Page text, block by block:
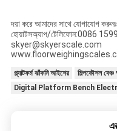
দয়া করে আমাদের সাথে যোগাযোগ করুনঃ
হোয়াটসঅ্যাপ/টেলিফোন:0086
skyer@skyerscale.com
প্ল্যাটফর্ম ঝাঁকনি আইশের
শিল্পকৌশল
Digital Platform Bench